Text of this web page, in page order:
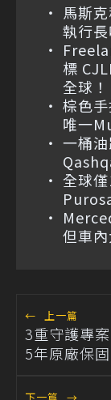
馬斯
執行
標
全球！
棕色
唯一
一桶
全球
但車
← 上一篇
3重守護專
5年原廠保固